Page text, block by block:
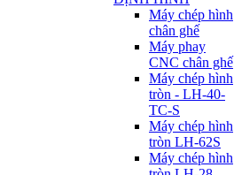
Máy chép hình
chân ghế
Máy phay
CNC chân ghế
Máy chép hình
tròn - LH-40-
TC-S
Máy chép hình
tròn LH-62S
Máy chép hình